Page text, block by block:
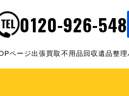
0120-926-548
ページ出張買取 不用品回収遺品整理